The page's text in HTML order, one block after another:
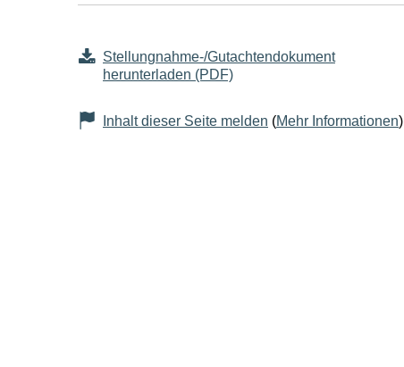
Stellungnahme-/Gutachtendokument
herunterladen (PDF)
Inhalt dieser Seite melden (Mehr Informationen)